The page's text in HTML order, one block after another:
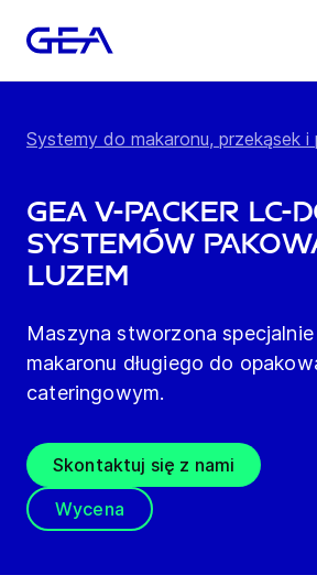
Systemy do makaronu, przekąsek i
GEA V-Packer
systemów
luzem
Maszyna stworzona
makaronu długiego do
cateringowym.
Skontaktuj się z nami
Wycena